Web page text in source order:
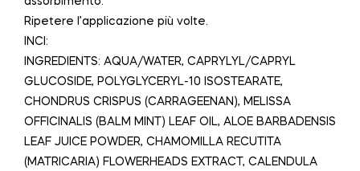
Ripetere l’applicazione più volte.
INCI:
INGREDIENTS: AQUA/WATER, CAPRYLYL/CAPRYL
GLUCOSIDE, POLYGLYCERYL-10 ISOSTEARATE,
CHONDRUS CRISPUS (CARRAGEENAN), MELISSA
OFFICINALIS (BALM MINT) LEAF OIL, ALOE BARBADENSIS
LEAF JUICE POWDER, CHAMOMILLA RECUTITA
(MATRICARIA) FLOWERHEADS EXTRACT, CALENDULA